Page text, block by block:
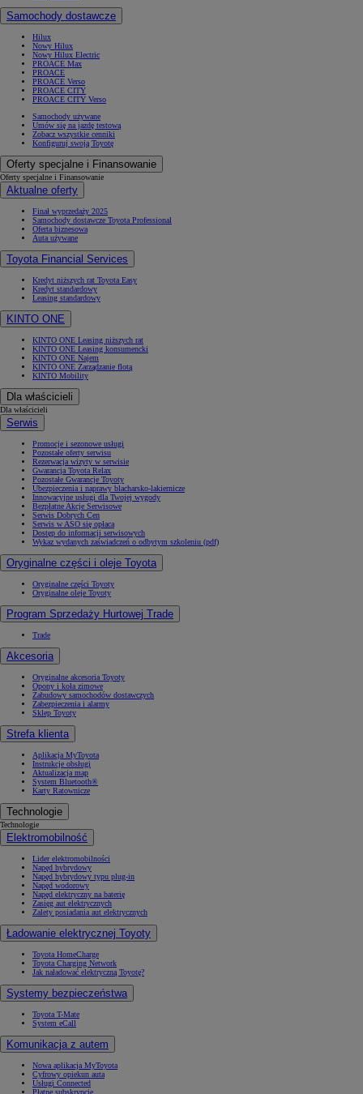
Samochody dostawcze
Hilux
Nowy Hilux
Nowy Hilux Electric
PROACE Max
PROACE
PROACE Verso
PROACE CITY
PROACE CITY Verso
Samochody używane
Umów się na jazdę testową
Zobacz wszystkie cenniki
Konfiguruj swoją Toyotę
Oferty specjalne i Finansowanie
Oferty specjalne i Finansowanie
Aktualne oferty
Finał wyprzedaży 2025
Samochody dostawcze Toyota Professional
Oferta biznesowa
Auta używane
Toyota Financial Services
Kredyt niższych rat Toyota Easy
Kredyt standardowy
Leasing standardowy
KINTO ONE
KINTO ONE Leasing niższych rat
KINTO ONE Leasing konsumencki
KINTO ONE Najem
KINTO ONE Zarządzanie flotą
KINTO Mobility
Dla właścicieli
Dla właścicieli
Serwis
Promocje i sezonowe usługi
Pozostałe oferty serwisu
Rezerwacja wizyty w serwisie
Gwarancja Toyota Relax
Pozostałe Gwarancje Toyoty
Ubezpieczenia i naprawy blacharsko-lakiernicze
Innowacyjne usługi dla Twojej wygody
Bezpłatne Akcje Serwisowe
Serwis Dobrych Cen
Serwis w ASO się opłaca
Dostęp do informacji serwisowych
Wykaz wydanych zaświadczeń o odbytym szkoleniu (pdf)
Oryginalne części i oleje Toyota
Oryginalne części Toyoty
Oryginalne oleje Toyoty
Program Sprzedaży Hurtowej Trade
Trade
Akcesoria
Oryginalne akcesoria Toyoty
Opony i koła zimowe
Zabudowy samochodów dostawczych
Zabezpieczenia i alarmy
Sklep Toyoty
Strefa klienta
Aplikacja MyToyota
Instrukcje obsługi
Aktualizacja map
System Bluetooth®
Karty Ratownicze
Technologie
Technologie
Elektromobilność
Lider elektromobilności
Napęd hybrydowy
Napęd hybrydowy typu plug-in
Napęd wodorowy
Napęd elektryczny na baterię
Zasięg aut elektrycznych
Zalety posiadania aut elektrycznych
Ładowanie elektrycznej Toyoty
Toyota HomeCharge
Toyota Charging Network
Jak naładować elektryczną Toyotę?
Systemy bezpieczeństwa
Toyota T-Mate
System eCall
Komunikacja z autem
Nowa aplikacja MyToyota
Cyfrowy opiekun auta
Usługi Connected
Płatne subskrypcje